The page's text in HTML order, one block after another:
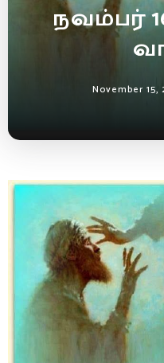
நவம்பர்
November 15,